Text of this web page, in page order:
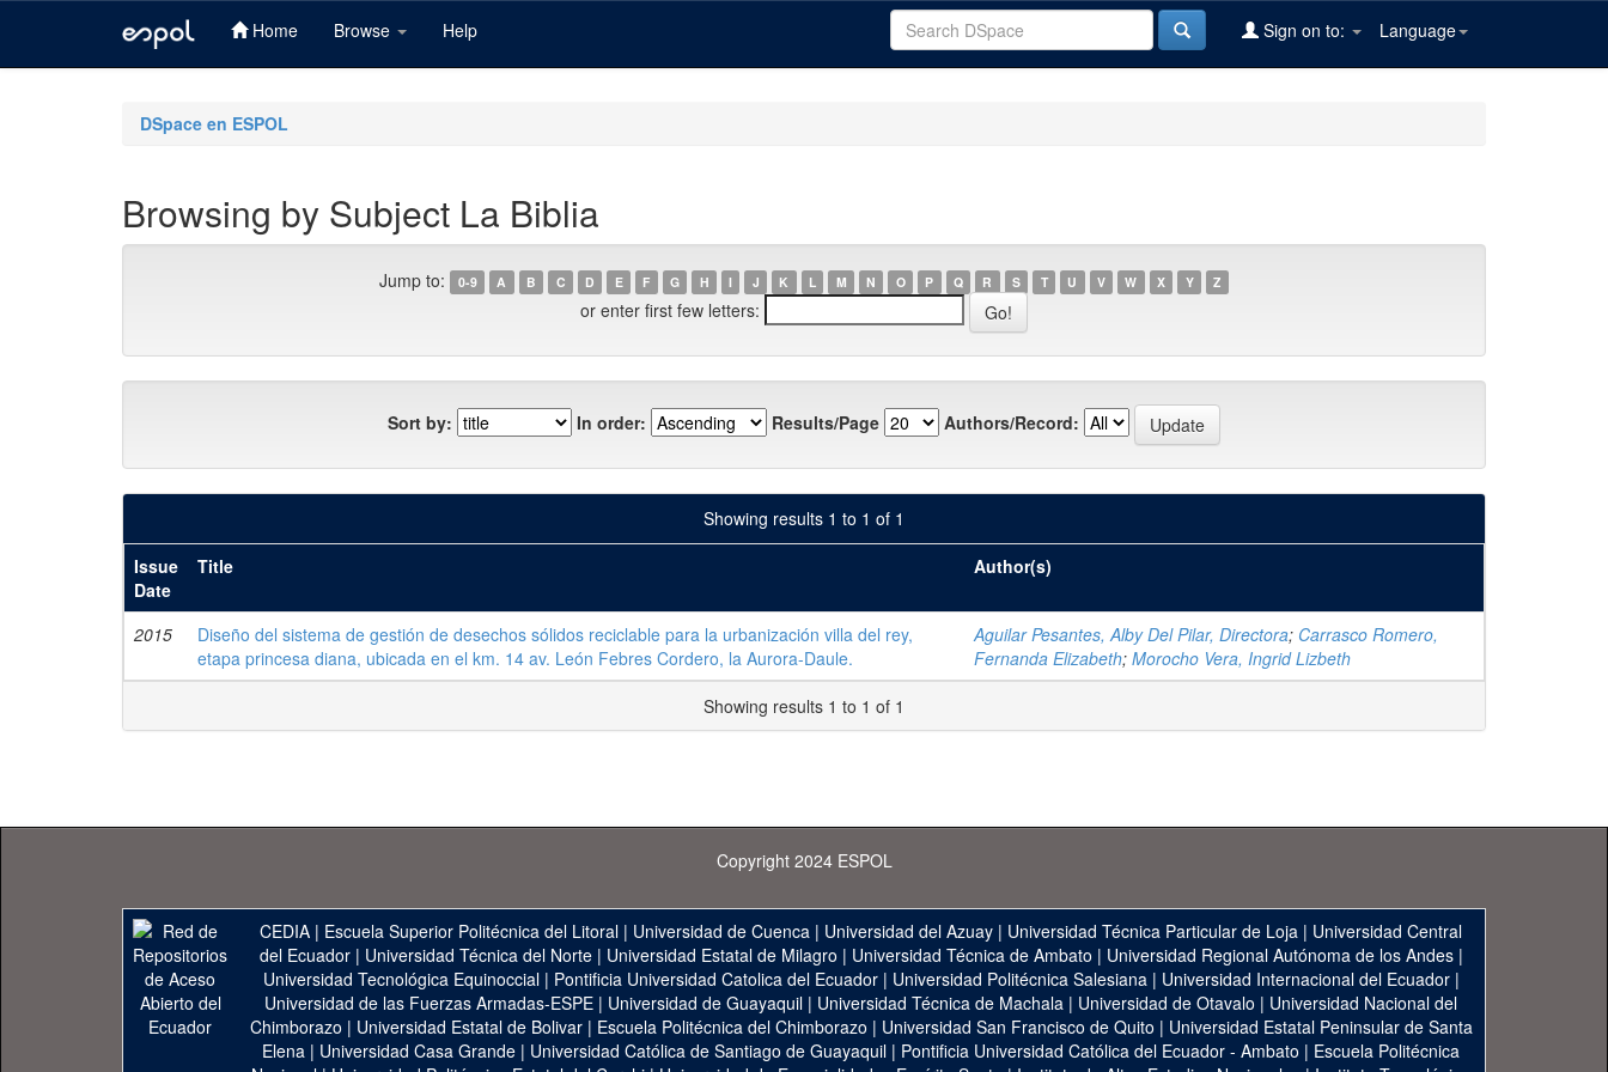
Home Browse Help Language
Sign on to:
DSpace en ESPOL
Browsing by Subject La Biblia
Jump to: 0-9 A B C D E F G H I J K L M N O P Q R S T U V W X Y Z
or enter first few letters:
Sort by: In order: Results/Page Authors/Record:
Showing results 1 to 1 of 1
Issue
Date
Title Author(s)
2015
Diseño del sistema de gestión de desechos sólidos reciclable para la urbanización villa del rey,
etapa princesa diana, ubicada en el km. 14 av. León Febres Cordero, la Aurora-Daule.
Aguilar Pesantes, Alby Del Pilar, Directora; Carrasco Romero,
Fernanda Elizabeth; Morocho Vera, Ingrid Lizbeth
Showing results 1 to 1 of 1
Copyright 2024 ESPOL
CEDIA | Escuela Superior Politécnica del Litoral | Universidad de Cuenca | Universidad del Azuay | Universidad Técnica Particular de Loja | Universidad Central
del Ecuador| Universidad Técnica del Norte| Universidad Estatal de Milagro | Universidad Técnica de Ambato | Universidad Regional Autónoma de los Andes|
Universidad Tecnológica Equinoccial| Pontificia Universidad Catolica del Ecuador| Universidad Politécnica Salesiana| Universidad Internacional del Ecuador|
Universidad de las Fuerzas Armadas-ESPE | Universidad de Guayaquil | Universidad Técnica de Machala | Universidad de Otavalo | Universidad Nacional del
Chimborazo | Universidad Estatal de Bolivar| Escuela Politécnica del Chimborazo | Universidad San Francisco de Quito | Universidad Estatal Peninsular de Santa
Elena | Universidad Casa Grande | Universidad Católica de Santiago de Guayaquil | Pontificia Universidad Católica del Ecuador - Ambato | Escuela Politécnica